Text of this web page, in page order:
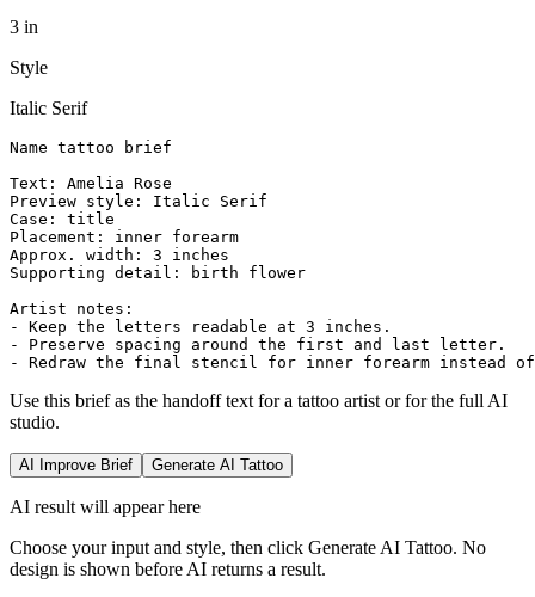
3 in
Style
Italic Serif
Name tattoo brief
Text: Amelia Rose
Preview style: Italic Serif
Case: title
Placement: inner forearm
Approx. width: 3 inches
Supporting detail: birth flower
Artist notes:
- Keep the letters readable at 3 inches.
- Preserve spacing around the first and last letter.
- Redraw the final stencil for inner forearm instead
Use this brief as the handoff text for a tattoo artist or for the full AI
studio.
AI Improve Brief Generate AI Tattoo
AI result will appear here
Choose your input and style, then click Generate AI Tattoo. No
design is shown before AI returns a result.